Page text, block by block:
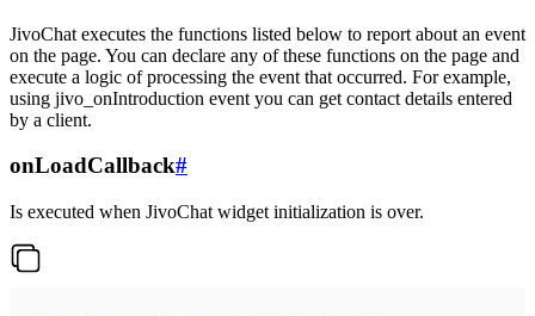
JivoChat executes the functions listed below to report about an event
on the page. You can declare any of these functions on the page and
execute a logic of processing the event that occurred. For example,
using jivo_onIntroduction event you can get contact details entered
by a client.
onLoadCallback#
Is executed when JivoChat widget initialization is over.